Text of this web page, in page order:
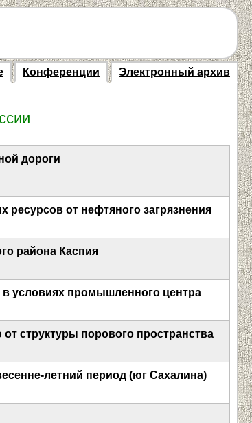
Конференции Электронный архив
дороги
от нефтяного загрязнения
района Каспия
в условиях промышленного центра
структуры порового пространства
летний период (юг Сахалина)